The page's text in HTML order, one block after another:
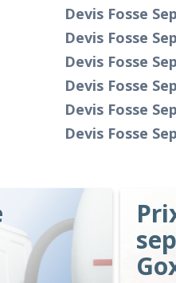
Devis Fosse
Devis Fosse
Devis Fosse
Devis Fosse
Devis Fosse
Devis Fosse